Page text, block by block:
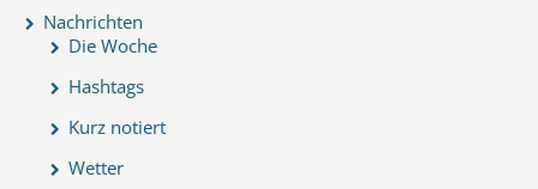
Nachrichten
Die Woche
Hashtags
Kurz notiert
Wetter